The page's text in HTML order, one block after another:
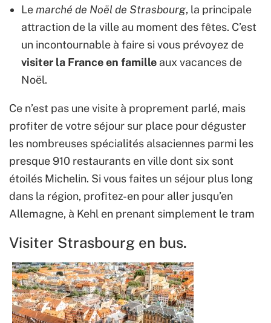
Le marché de Noël de Strasbourg, la principale
attraction de la ville au moment des fêtes. C’est
un incontournable à faire si vous prévoyez de
visiter la France en famille aux vacances de
Noël.
Ce n’est pas une visite à proprement parlé, mais
profiter de votre séjour sur place pour déguster
les nombreuses spécialités alsaciennes parmi les
presque 910 restaurants en ville dont six sont
étoilés Michelin. Si vous faites un séjour plus long
dans la région, profitez-en pour aller jusqu’en
Allemagne, à Kehl en prenant simplement le tram
Visiter Strasbourg en bus.